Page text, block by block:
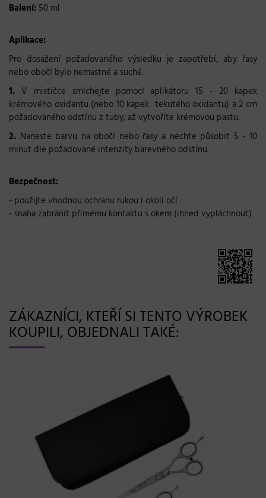
Balení: 50 ml
Aplikace:
Pro dosažení požadovaného výsledku je zapotřebí, aby řasy
nebo obočí bylo nemastné a suché.
1. V mističce smíchejte pomocí aplikátoru 15 - 20 kapek
krémového oxidantu (nebo 10 kapek tekutého oxidantu) a 2 cm
požadovaného odstínu z tuby, až vytvoříte krémovou pastu.
2. Naneste barvu na obočí nebo řasy a nechte působit 5 - 10
minut dle požadované intenzity barevného odstínu.
Bezpečnost:
- použijte vhodnou ochranu rukou i okolí očí
- snaha zabránit přímému kontaktu s okem (ihned vypláchnout)
ZÁKAZNÍCI, KTEŘÍ SI TENTO VÝROBEK
KOUPILI, OBJEDNALI TAKÉ: